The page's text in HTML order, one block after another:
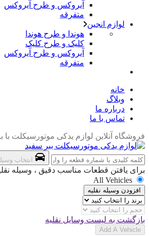
آیروکس و طرح آیروکس
متفرقه
لوازم انجین
هوندا و طرح هوندا
کلیک و طرح کلیک
آیروکس و طرح آیروکس
متفرقه
خانه
وبلاگ
درباره ما
تماس با ما
فروشگاه آنلاین لوازم یدکی موتورسیکلت با
انتخاب
برای یافتن قطعات مناسب دقیق ، وسیله
All Vehicles
افزودن وسیله نقلیه
بازگشت به لیست وسایل نقلیه
Add A Vehicle